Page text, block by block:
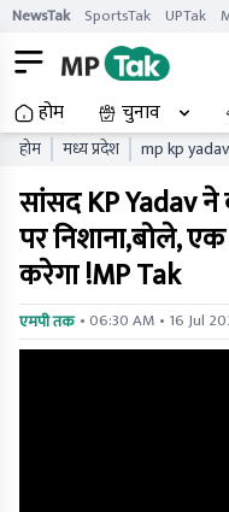
NewsTak SportsTak UPTak
होम चुनाव
होम मध्य प्रदेश
mp kp
said one
decide
सांसद KP Yadav
पर निशाना,बोले,
करेगा !MP Tak
एमपी तक • 06:30 AM • 16 Jul